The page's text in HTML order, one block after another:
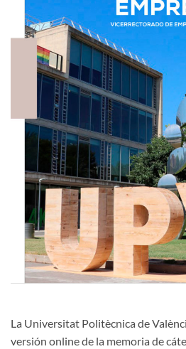
La Universitat Politècnica de
versión online de la memoria de